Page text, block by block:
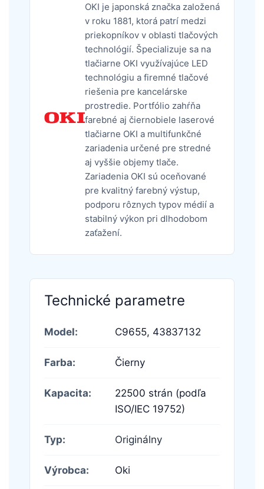
OKI je japonská značka založená
v roku 1881, ktorá patrí medzi
priekopníkov v oblasti tlačových
technológií. Špecializuje sa na
tlačiarne OKI využívajúce LED
technológiu a firemné tlačové
riešenia pre kancelárske
prostredie. Portfólio zahŕňa
farebné aj čiernobiele laserové
tlačiarne OKI a multifunkčné
zariadenia určené pre stredné
aj vyššie objemy tlače.
Zariadenia OKI sú oceňované
pre kvalitný farebný výstup,
podporu rôznych typov médií a
stabilný výkon pri dlhodobom
zaťažení.
Technické parametre
Model: C9655, 43837132
Farba: Čierny
Kapacita:
22500 strán (podľa
ISO/IEC 19752)
Typ: Originálny
Výrobca: Oki